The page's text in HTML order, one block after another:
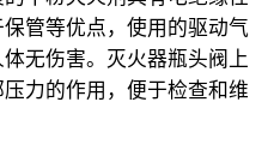
管等优点，使用的驱动气
无伤害。灭火器瓶头阀上
力的作用，便于检查和维